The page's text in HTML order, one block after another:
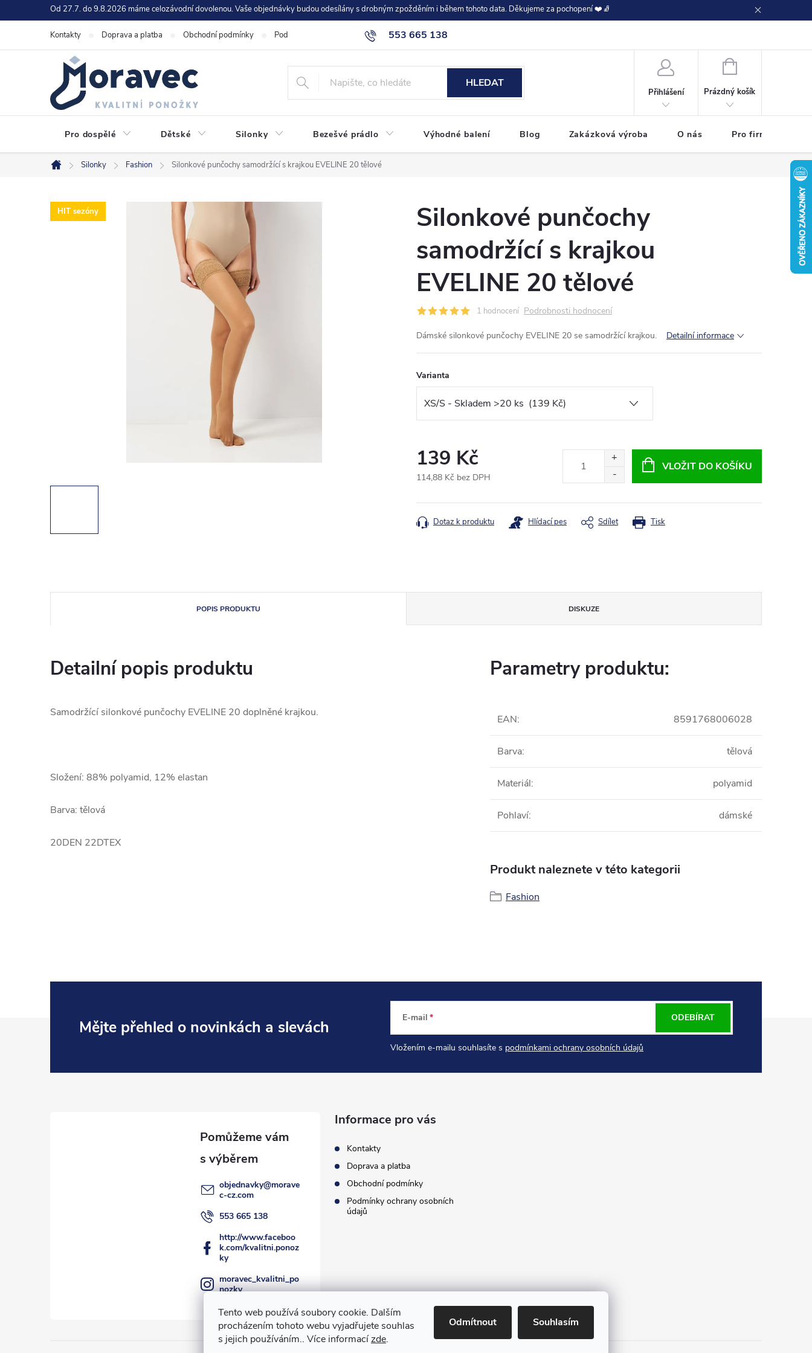
Tento web používá soubory cookie. Dalším
procházením tohoto webu vyjadřujete souhlas
s jejich používáním.. Více informacízde.
Odmítnout Souhlasím
na
Od 27.7. do 9.8.2026 máme celozávodní dovolenou. Vaše objednávky budou odesílány s drobným zpožděním i během tohoto data. Děkujeme za pochopení ❤️🧦
553 665 138
objednavky@moravec-cz.com
Kontakty Doprava a platba Obchodní podmínky Podmínky ochrany osobních údajů
HLEDAT
Přihlášení
NÁKUPNÍ
Prázdný košík
Pro dospělé Dětské Silonky Bezešvé prádlo Výhodné balení Blog Zakázková výroba O nás Pro firmy
Domů
Silonky Fashion Silonkové punčochy samodržící s krajkou EVELINE 20 tělové
HIT sezóny
Silonkové punčochy
samodržící s krajkou
EVELINE 20 tělové
1 hodnocení Podrobnosti hodnocení
Dámské silonkové punčochy EVELINE 20 se samodržící krajkou. Detailní informace
Varianta
139 Kč
114,88 Kč bez DPH
cena:
VLOŽIT DO KOŠÍKU
Tisk
Dotaz k produktu Hlídací pes Sdílet
POPIS PRODUKTU DISKUZE
Detailní popis produktu
Samodržící silonkové punčochy EVELINE 20 doplněné krajkou.
Složení: 88% polyamid, 12% elastan
Barva: tělová
20DEN 22DTEX
Parametry produktu:
EAN: 8591768006028
Barva: tělová
Materiál: polyamid
Pohlaví: dámské
Produkt naleznete v této kategorii
Fashion
Mějte přehled o novinkách a slevách E-mail
Vložením e-mailu souhlasíte s podmínkami ochrany osobních údajů
ODEBÍRAT
objednavky@morave
c-cz.com
553 665 138
http://www.faceboo
k.com/kvalitni.ponoz
ky
moravec_kvalitni_po
nozky
Informace pro vás
Kontakty
Doprava a platba
Obchodní podmínky
Podmínky ochrany osobních
údajů